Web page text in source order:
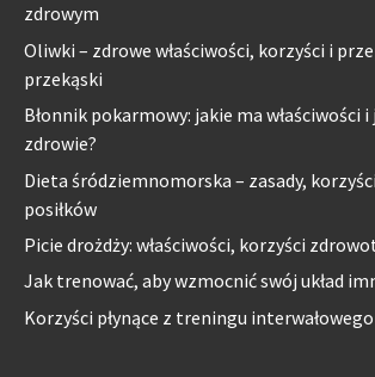
zdrowym
Oliwki – zdrowe właściwości, korzyści i
przekąski
Błonnik pokarmowy: jakie ma właściwości i
zdrowie?
Dieta śródziemnomorska – zasady,
posiłków
Picie drożdży: właściwości, korzyści
Jak trenować, aby wzmocnić swój układ
Korzyści płynące z treningu